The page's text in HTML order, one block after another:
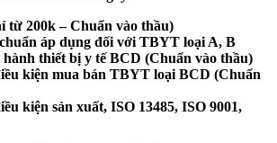
từ 200k – Chuẩn vào thầu)
áp dụng đối với TBYT loại A, B
thiết bị y tế BCD (Chuẩn vào thầu)
kiện mua bán TBYT loại BCD (Chuẩn
kiện sản xuất, ISO 13485, ISO 9001,